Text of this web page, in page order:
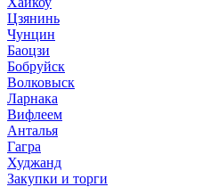
Цзянинь
Чунцин
Баоцзи
Бобруйск
Волковыск
Ларнака
Вифлеем
Анталья
Гагра
Худжанд
Закупки и торги